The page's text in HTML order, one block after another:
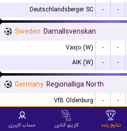
Deutschlandsberger SC
- -
Sweden Damallsvenskan
Vaxjo (W) - -
AIK (W)
- -
Germany Regionalliga North
VfB Oldenburg - -
Hannover 96 II
نتایج زنده کازینو آنلاین حساب کاربری